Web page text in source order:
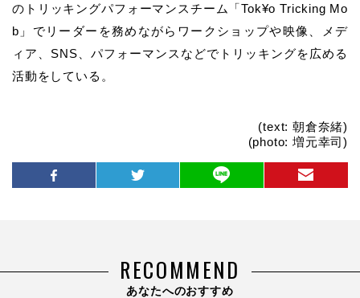
のトリッキングパフォーマンスチーム「Tok¥o Tricking Mo
b」でリーダーを務めながら ワークショップや映像、メデ
ィア、SNS、パフォーマンスなどで トリッキングを広める
活動をしている。
(text: 朝倉奈緒)
(photo: 増元幸司)
RECOMMEND
あなたへのおすすめ